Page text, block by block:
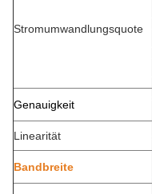
Stromumwandlungsquote
Genauigkeit
Linearität
Bandbreite